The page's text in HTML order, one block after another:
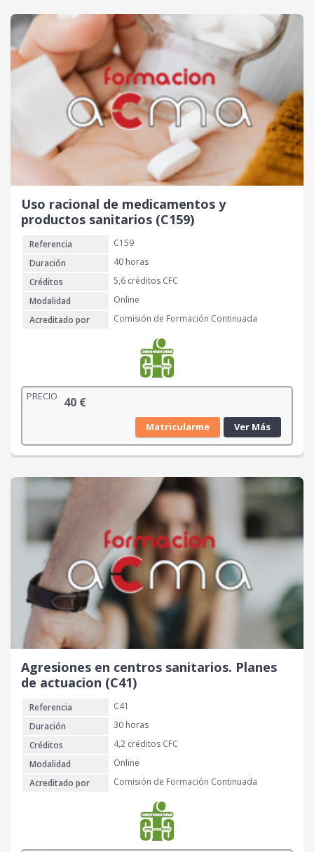
Uso racional de medicamentos y
productos sanitarios (C159)
Referencia
C159
Duración
40 horas
Créditos
5,6 créditos CFC
Modalidad
Online
Acreditado por
Comisión de Formación Continuada
PRECIO 40 €
Matricularme Ver Más
Agresiones en centros sanitarios. Planes
de actuacion (C41)
Referencia
C41
Duración
30 horas
Créditos
4,2 créditos CFC
Modalidad
Online
Acreditado por
Comisión de Formación Continuada